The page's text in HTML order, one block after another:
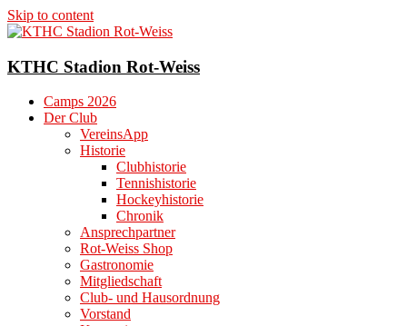
Skip to content
KTHC Stadion Rot-Weiss
Camps 2026
Der Club
VereinsApp
Historie
Clubhistorie
Tennishistorie
Hockeyhistorie
Chronik
Ansprechpartner
Rot-Weiss Shop
Gastronomie
Mitgliedschaft
Club- und Hausordnung
Vorstand